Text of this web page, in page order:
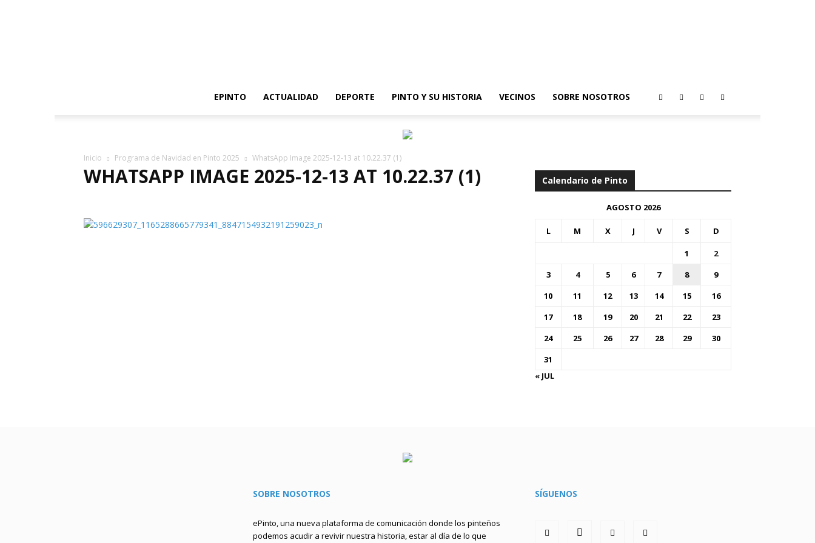
EPINTO
ACTUALIDAD DEPORTE PINTO Y SU HISTORIA VECINOS SOBRE NOSOTROS
Inicio Programa de Navidad en Pinto 2025 WhatsApp Image 2025-12-13 at 10.22.37 (1)
WHATSAPP IMAGE 2025-12-13 AT 10.22.37 (1) Calendario de Pinto
AGOSTO 2026
L M X J V S D
1
2
3
4 5 6 7 8
9
10
11 12 13 14 15
16
17
18 19 20 21 22
23
24
25 26 27 28 29
30
31
« JUL
SOBRE NOSOTROS
ePinto, una nueva plataforma de comunicación donde los pinteños
podemos acudir a revivir nuestra historia, estar al día de lo que
SÍGUENOS